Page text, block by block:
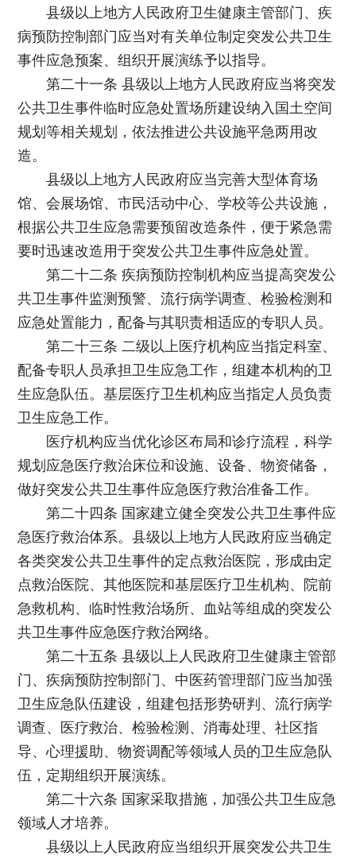
县级以上地方人民政府卫生健康主管部门、疾
病预防控制部门应当对有关单位制定突发公共卫生
事件应急预案、组织开展演练予以指导。
第二十一条 县级以上地方人民政府应当将突发
公共卫生事件临时应急处置场所建设纳入国土空间
规划等相关规划，依法推进公共设施平急两用改
造。
县级以上地方人民政府应当完善大型体育场
馆、会展场馆、市民活动中心、学校等公共设施，
根据公共卫生应急需要预留改造条件，便于紧急需
要时迅速改造用于突发公共卫生事件应急处置。
第二十二条 疾病预防控制机构应当提高突发公
共卫生事件监测预警、流行病学调查、检验检测和
应急处置能力，配备与其职责相适应的专职人员。
第二十三条 二级以上医疗机构应当指定科室、
配备专职人员承担卫生应急工作，组建本机构的卫
生应急队伍。基层医疗卫生机构应当指定人员负责
卫生应急工作。
医疗机构应当优化诊区布局和诊疗流程，科学
规划应急医疗救治床位和设施、设备、物资储备，
做好突发公共卫生事件应急医疗救治准备工作。
第二十四条 国家建立健全突发公共卫生事件应
急医疗救治体系。县级以上地方人民政府应当确定
各类突发公共卫生事件的定点救治医院，形成由定
点救治医院、其他医院和基层医疗卫生机构、院前
急救机构、临时性救治场所、血站等组成的突发公
共卫生事件应急医疗救治网络。
第二十五条 县级以上人民政府卫生健康主管部
门、疾病预防控制部门、中医药管理部门应当加强
卫生应急队伍建设，组建包括形势研判、流行病学
调查、医疗救治、检验检测、消毒处理、社区指
导、心理援助、物资调配等领域人员的卫生应急队
伍，定期组织开展演练。
第二十六条 国家采取措施，加强公共卫生应急
领域人才培养。
县级以上人民政府应当组织开展突发公共卫生